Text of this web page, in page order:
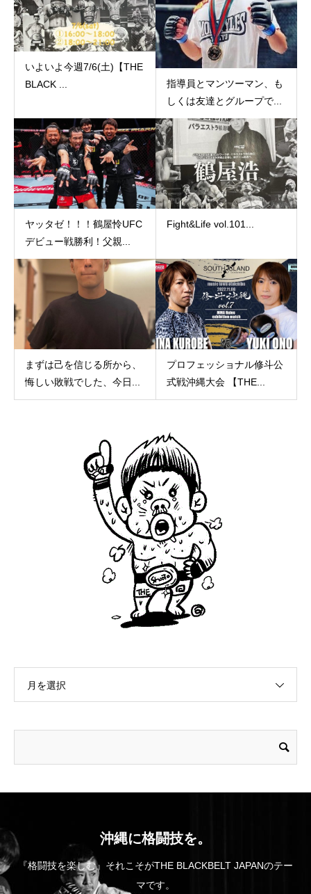
いよいよ今週7/6(土)【THE
BLACK ...
指導員とマンツーマン、も
しくは友達とグループで...
ヤッタゼ！！！鶴屋怜UFC
デビュー戦勝利！父親...
Fight&Life vol.101...
まずは己を信じる所から、
悔しい敗戦でした、今日...
プロフェッショナル修斗公
式戦沖縄大会 【THE...
月を選択
沖縄に格闘技を。
『格闘技を楽しむ』それこそがTHE BLACKBELT JAPANのテー
マです。